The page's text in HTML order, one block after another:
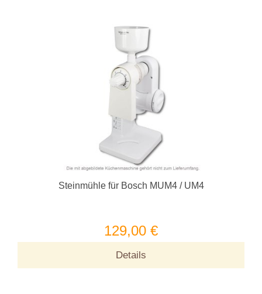
Steinmühle für Bosch MUM4 / UM4
129,00 €
Details